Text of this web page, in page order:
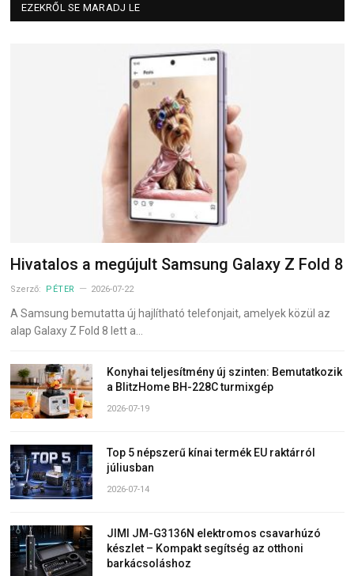
EZEKRŐL SE MARADJ LE
Hivatalos a megújult Samsung Galaxy Z Fold 8
Szerző: PÉTER 2026-07-22
A Samsung bemutatta új hajlítható telefonjait, amelyek közül az
alap Galaxy Z Fold 8 lett a…
Konyhai teljesítmény új szinten: Bemutatkozik
a BlitzHome BH-228C turmixgép
2026-07-19
Top 5 népszerű kínai termék EU raktárról
júliusban
2026-07-14
JIMI JM-G3136N elektromos csavarhúzó
készlet – Kompakt segítség az otthoni
barkácsoláshoz